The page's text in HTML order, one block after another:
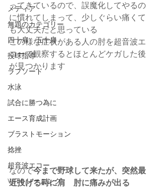
メディア
無題のカテゴリー
四十肩 五十肩
投球指導
ラプソード
水泳
試合に勝つ為に
エース育成計画
ブラストモーション
捻挫
超音波エコー
VBTトレーニング
ってきているので、誤魔化してやるの
に慣れてしまって、少しぐらい痛くて
も大丈夫だと思っている
この様な症状がある人の肘を超音波エ
コーで観察するとほとんどケガした後
が見つかります
なので今まで野球して来たが、突然最
近投げる時に肩　肘に痛みが出る